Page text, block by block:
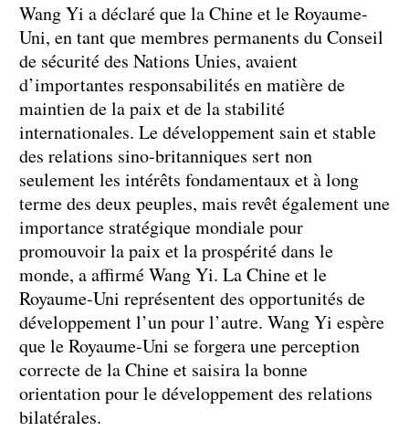
Wang Yi a déclaré que la Chine et le Royaume-
Uni, en tant que membres permanents du Conseil
de sécurité des Nations Unies, avaient
d’importantes responsabilités en matière de
maintien de la paix et de la stabilité
internationales. Le développement sain et stable
des relations sino-britanniques sert non
seulement les intérêts fondamentaux et à long
terme des deux peuples, mais revêt également une
importance stratégique mondiale pour
promouvoir la paix et la prospérité dans le
monde, a affirmé Wang Yi. La Chine et le
Royaume-Uni représentent des opportunités de
développement l’un pour l’autre. Wang Yi espère
que le Royaume-Uni se forgera une perception
correcte de la Chine et saisira la bonne
orientation pour le développement des relations
bilatérales.